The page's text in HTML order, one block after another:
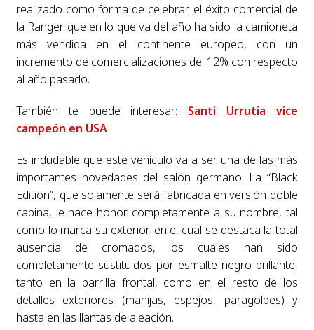
realizado como forma de celebrar el éxito comercial de
la Ranger que en lo que va del año ha sido la camioneta
más vendida en el continente europeo, con un
incremento de comercializaciones del 12% con respecto
al año pasado.
También te puede interesar: Santi Urrutia vice
campeón en USA
Es indudable que este vehículo va a ser una de las más
importantes novedades del salón germano. La “Black
Edition”, que solamente será fabricada en versión doble
cabina, le hace honor completamente a su nombre, tal
como lo marca su exterior, en el cual se destaca la total
ausencia de cromados, los cuales han sido
completamente sustituidos por esmalte negro brillante,
tanto en la parrilla frontal, como en el resto de los
detalles exteriores (manijas, espejos, paragolpes) y
hasta en las llantas de aleación.